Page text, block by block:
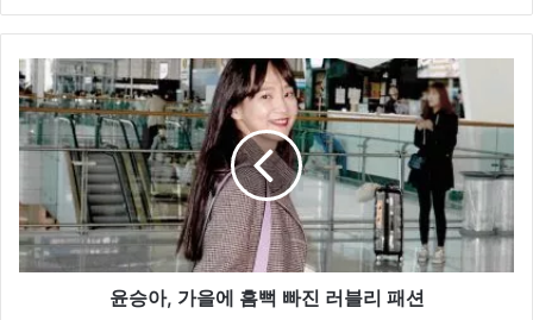
te
윤
승
아
,
에
흠
뻑
윤승아, 가을에 흠뻑 빠진 러블리 패션